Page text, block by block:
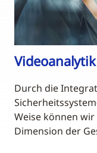
Videoanalytik
Durch die
Weise können
Dimension der